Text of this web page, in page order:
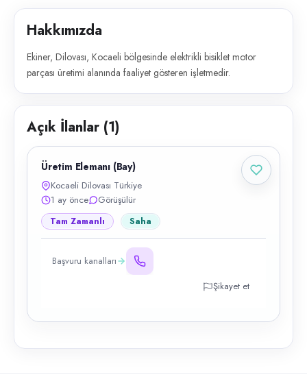
Hakkımızda
Ekiner, Dilovası, Kocaeli bölgesinde elektrikli bisiklet motor
parçası üretimi alanında faaliyet gösteren işletmedir.
Açık İlanlar (1)
Üretim Elemanı (Bay)
Kocaeli Dilovası Türkiye
1 ay önce
Görüşülür
Tam Zamanlı Saha
Başvuru kanalları
Şikayet et